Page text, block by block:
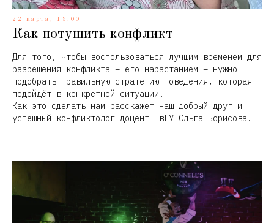
22 марта, 19:00
Как потушить конфликт
Для того, чтобы воспользоваться лучшим временем для
разрешения конфликта – его нарастанием – нужно
подобрать правильную стратегию поведения, которая
подойдёт в конкретной ситуации.
Как это сделать нам расскажет наш добрый друг и
успешный конфликтолог доцент ТвГУ Ольга Борисова.